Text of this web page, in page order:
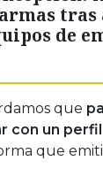
tras
de
que
con un
que